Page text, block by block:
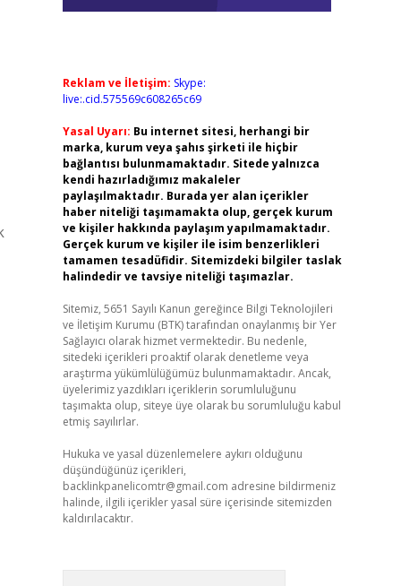
Reklam ve İletişim: Skype:
live:.cid.575569c608265c69
Yasal Uyarı: Bu internet sitesi, herhangi bir
marka, kurum veya şahıs şirketi ile hiçbir
bağlantısı bulunmamaktadır. Sitede yalnızca
kendi hazırladığımız makaleler
paylaşılmaktadır. Burada yer alan içerikler
haber niteliği taşımamakta olup, gerçek kurum
ve kişiler hakkında paylaşım yapılmamaktadır.
Gerçek kurum ve kişiler ile isim benzerlikleri
tamamen tesadüfidir. Sitemizdeki bilgiler taslak
halindedir ve tavsiye niteliği taşımazlar.
Sitemiz, 5651 Sayılı Kanun gereğince Bilgi Teknolojileri
ve İletişim Kurumu (BTK) tarafından onaylanmış bir Yer
Sağlayıcı olarak hizmet vermektedir. Bu nedenle,
sitedeki içerikleri proaktif olarak denetleme veya
araştırma yükümlülüğümüz bulunmamaktadır. Ancak,
üyelerimiz yazdıkları içeriklerin sorumluluğunu
taşımakta olup, siteye üye olarak bu sorumluluğu kabul
etmiş sayılırlar.
Hukuka ve yasal düzenlemelere aykırı olduğunu
düşündüğünüz içerikleri,
backlinkpanelicomtr@gmail.com adresine bildirmeniz
halinde, ilgili içerikler yasal süre içerisinde sitemizden
kaldırılacaktır.